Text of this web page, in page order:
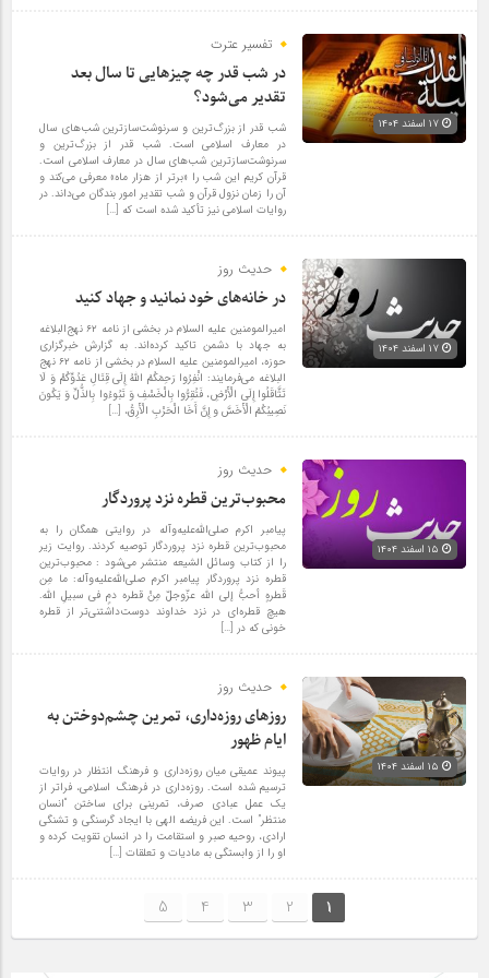
تفسیر عترت
در شب قدر چه چیزهایی تا سال بعد
تقدیر می‌شود؟
شب قدر از بزرگ‌ترین و سرنوشت‌سازترین شب‌های سال
در معارف اسلامی است. شب قدر از بزرگ‌ترین و
سرنوشت‌سازترین شب‌های سال در معارف اسلامی است.
قرآن کریم این شب را «برتر از هزار ماه» معرفی می‌کند و
آن را زمان نزول قرآن و شب تقدیر امور بندگان می‌داند. در
روایات اسلامی نیز تأکید شده است که […]
حدیث روز
در خانه‌های خود نمانید و جهاد کنید
امیرالمومنین علیه السلام در بخشی از نامه ۶۲ نهج‌البلاغه
به جهاد با دشمن تاکید کرده‌اند. به گزارش خبرگزاری
حوزه، امیرالمومنین علیه السلام در بخشی از نامه ۶۲ نهج‌
البلاغه می‌فرمایند: انْفِرُوا رَحِمَکُمُ اللَّهُ إِلَی قِتَالِ عَدُوِّکُمْ وَ لَا
تَثَّاقَلُوا إِلَی الْأَرْضِ، فَتُقِرُّوا بِالْخَسْفِ وَ تَبُوءُوا بِالذُّلِّ وَ یَکُونَ
نَصِیبُکُمُ الْأَخَسَّ و إِنَّ أَخَا الْحَرْبِ الْأَرِقُ، […]
حدیث روز
محبوب‌ترین قطره نزد پروردگار
پیامبر اکرم صلی‌الله‌علیه‌وآله در روایتی همگان را به
محبوب‌ترین قطره نزد پروردگار توصیه کردند. روایت زیر
را از کتاب وسائل الشیعه منتشر می‌شود : محبوب‌ترین
قطره نزد پروردگار پیامبر اکرم صلی‌الله‌علیه‌وآله: ما مِن
قَطرهٍ أحبُّ إلی الله عزّوجلّ مِنْ قطره دمٍ فی سبیلِ الله.
هیچ قطره‌ای در نزد خداوند دوست‌داشتنی‌تر از قطره
خونی که در […]
حدیث روز
روزهای روزه‌داری، تمرین چشم‌دوختن به
ایام ظهور
پیوند عمیقی میان روزه‌داری و فرهنگ انتظار در روایات
ترسیم شده است. روزه‌داری در فرهنگ اسلامی، فراتر از
یک عمل عبادی صرف، تمرینی برای ساختن “انسان
منتظر” است. این فریضه الهی با ایجاد گرسنگی و تشنگی
ارادی، روحیه صبر و استقامت را در انسان تقویت کرده و
او را از وابستگی به مادیات و تعلقات […]
1
2
3
4
5